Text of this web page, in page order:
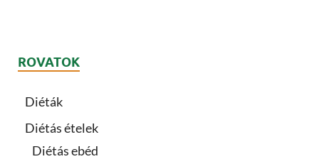
ROVATOK
Diéták
Diétás ételek
Diétás ebéd